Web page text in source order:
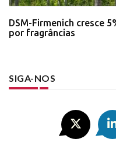
DSM-Firmenich cresce
por fragrâncias
SIGA-NOS